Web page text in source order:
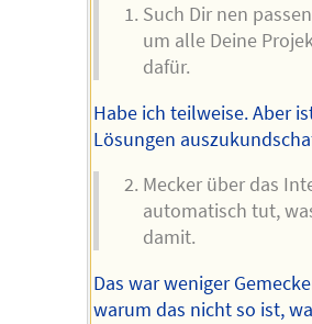
Such Dir nen
um alle Deine
dafür.
Habe ich teilweise. Aber
Lösungen
Mecker über das
automatisch tut,
damit.
Das war weniger
warum das nicht so ist,